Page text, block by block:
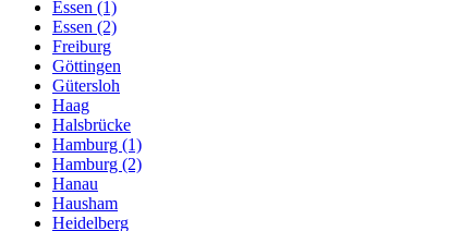
Essen (1)
Essen (2)
Freiburg
Göttingen
Gütersloh
Haag
Halsbrücke
Hamburg (1)
Hamburg (2)
Hanau
Hausham
Heidelberg